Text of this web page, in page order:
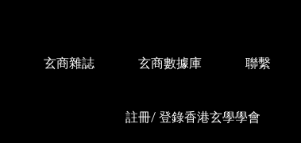
玄商雜誌 玄商數據庫 聯繫
註冊/ 登錄香港玄學學會